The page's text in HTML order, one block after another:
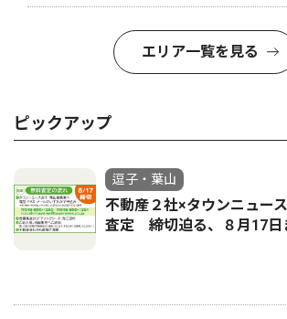
エリア一覧を見る
ピックアップ
逗子・葉山
不動産２社×タウンニュー
査定 締切迫る、８月17日